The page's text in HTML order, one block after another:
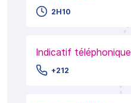
2H10
Indicatif téléphonique
+212